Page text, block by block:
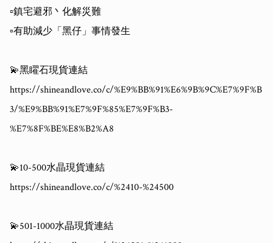
▫️鎮宅避邪丶化解災難
▫️有助減少「黑仔」事情發生
💫黑矅石現貨連結
https://shineandlove.co/c/%E9%BB%91%E6%9B%9C%E7%9F%B
3/%E9%BB%91%E7%9F%85%E7%9F%B3-
%E7%8F%BE%E8%B2%A8
💫10-500水晶現貨連結
https://shineandlove.co/c/%2410-%24500
💫501-1000水晶現貨連結